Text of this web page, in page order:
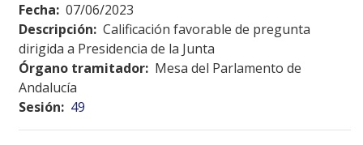
Fecha: 07/06/2023
Descripción: Calificación favorable de pregunta
dirigida a Presidencia de la Junta
Órgano tramitador: Mesa del Parlamento de
Andalucía
Sesión: 49